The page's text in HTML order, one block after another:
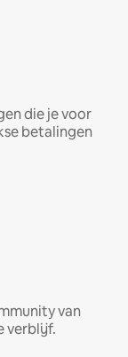
die je voor
betalingen
van
verblijf.